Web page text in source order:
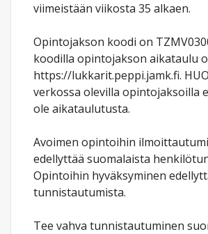
viimeistään viikosta 35 alkaen.
Opintojakson koodi on
koodilla opintojakson aikataulu
https://lukkarit.peppi.jamk.fi.
verkossa olevilla opintojaksoilla
ole aikataulutusta.
Avoimen opintoihin
edellyttää suomalaista
Opintoihin hyväksyminen
tunnistautumista.
Tee vahva tunnistautuminen